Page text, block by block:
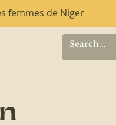
femmes de Niger